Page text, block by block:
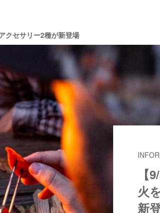
クセサリー2種が新登場
【
火
新